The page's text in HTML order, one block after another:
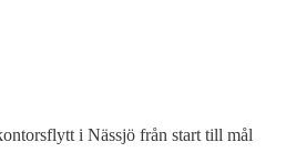
i Nässjö från start till mål